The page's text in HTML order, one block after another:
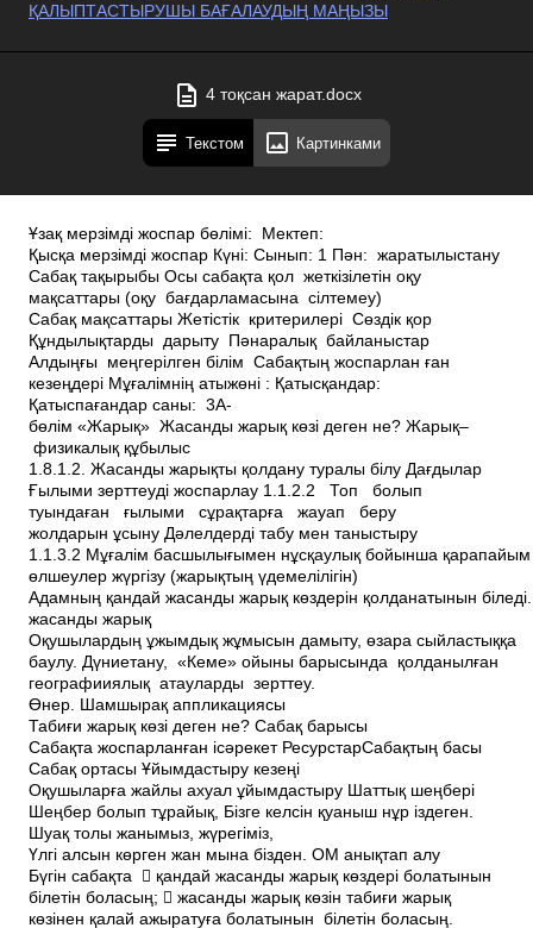
ҚАЛЫПТАСТЫРУШЫ БАҒАЛАУДЫҢ МАҢЫЗЫ
4 тоқсан жарат.docx
Текстом Картинками
Ұзақ мерзімді жоспар бөлімі: Мектеп:
Қысқа мерзімді жоспар Күні: Сынып: 1 Пән: жаратылыстану
Сабақ тақырыбы Осы сабақта қол жеткізілетін оқу
мақсаттары (оқу бағдарламасына сілтемеу)
Сабақ мақсаттары Жетістік критерилері Сөздік қор
Құндылықтарды дарыту Пәнаралық байланыстар
Алдыңғы меңгерілген білім Сабақтың жоспарлан­ ған
кезеңдері Мұғалімнің аты­жөні : Қатысқандар:
Қатыспағандар саны: 3A­
бөлім «Жарық» Жасанды жарық көзі деген не? Жарық–
физикалық құбылыс
1.8.1.2. Жасанды жарықты қолдану туралы білу Дағдылар
Ғылыми зерттеуді жоспарлау 1.1.2.2 Топ болып
туындаған ғылыми сұрақтарға жауап беру
жолдарын ұсыну Дәлелдерді табу мен таныстыру
1.1.3.2 Мұғалім басшылығымен нұсқаулық бойынша
өлшеулер жүргізу (жарықтың үдемелілігін)
Адамның қандай жасанды жарық көздерін қолданатынын біледі.
жасанды жарық
Оқушылардың ұжымдық жұмысын дамыту, өзара сыйластыққа
баулу. Дүниетану, «Кеме» ойыны барысында қолданылған
географииялық атауларды зерттеу.
Өнер. Шамшырақ аппликациясы
Табиғи жарық көзі деген не? Сабақ барысы
Сабақта жоспарланған іс­әрекет РесурстарСабақтың басы
Сабақ ортасы Ұйымдастыру кезеңі
Оқушыларға жайлы ахуал ұйымдастыру Шаттық шеңбері
Шеңбер болып тұрайық, Бізге келсін қуаныш нұр іздеген.
Шуақ толы жанымыз, жүрегіміз,
Үлгі алсын көрген жан мына бізден. ОМ анықтап алу
Бүгін сабақта  қандай жасанды жарық көздері болатынын
білетін боласың;  жасанды жарық көзін табиғи жарық
көзінен қалай ажыратуға болатынын білетін боласың.